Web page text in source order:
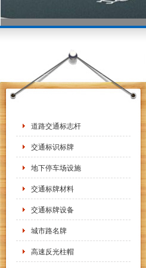
道路交通标志杆
交通标识标牌
地下停车场设施
交通标牌材料
交通标牌设备
城市路名牌
高速反光柱帽